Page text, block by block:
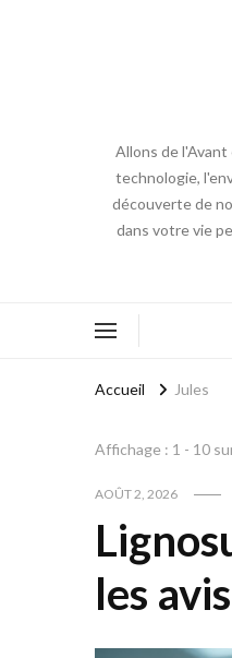
Allons de
technologie,
découverte de
dans votre vie
Accueil Jules
Affichage : 1 - 10
AOÛT 2, 2026
les